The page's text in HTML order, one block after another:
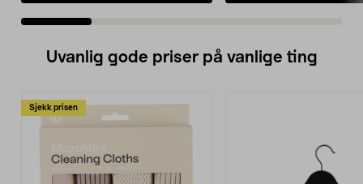
Uvanlig gode priser på vanlige ting
Sjekk prisen